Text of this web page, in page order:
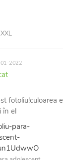
2022
fotoliu!culoarea
în el